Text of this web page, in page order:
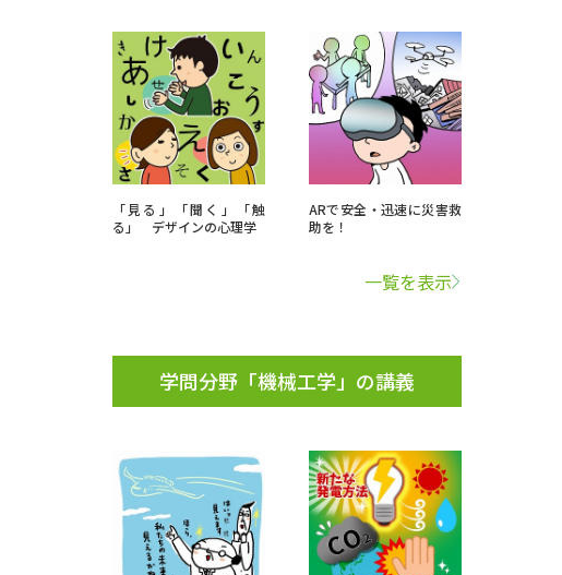
資料検索
先輩が入学を決めた理由
新生活お役立ちガイド「見る」「聞く」「触
る」 デザインの心理学
ARで安全・迅速に災害救
助を！
一覧を表示
学問分野「機械工学」の講義